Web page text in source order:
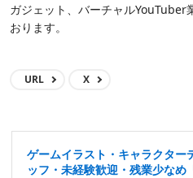
ガジェット、バーチャルYouTuber
おります。
URL X
ゲームイラスト・キャラクター
ッフ・未経験歓迎・残業少なめ